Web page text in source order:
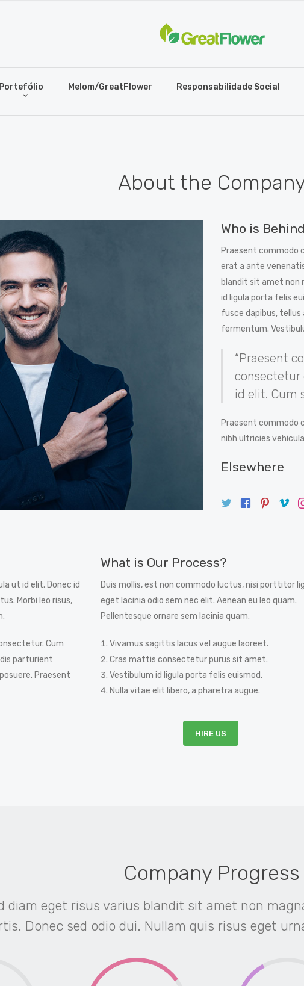
Portefólio Melom/GreatFlower Responsabilidade Social
About the
Who is
Praesent commodo
erat a ante
blandit sit amet non
id ligula porta felis
fusce dapibus,
fermentum.
“Praesent
consectetur
id elit. Cum
Praesent commodo
nibh ultricies
Elsewhere
ut id elit. Donec id
Morbi leo risus,
Cum
parturient
Praesent
What is Our Process?
Duis mollis, est non commodo luctus, nisi porttitor
eget lacinia odio sem nec elit. Aenean eu leo quam.
Pellentesque ornare sem lacinia quam.
Vivamus sagittis lacus vel augue laoreet.
Cras mattis consectetur purus sit amet.
Vestibulum id ligula porta felis euismod.
Nulla vitae elit libero, a pharetra augue.
HIRE US
Company Progress
diam eget risus varius blandit sit amet non
Donec sed odio dui. Nullam quis risus eget